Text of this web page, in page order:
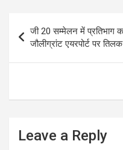
navigation
जी 20 सम्मेलन में प्रतिभाग
जौलीग्रांट एयरपोर्ट पर
Leave a Reply